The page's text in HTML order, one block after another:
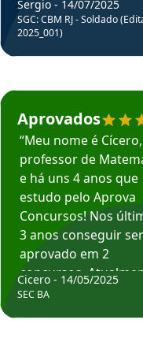
em depoimento
Sergio - 14/07/2025
SGC: CBM RJ - Soldado
2025_001)
Estudante Cicero
Aprovados
“Meu nome é
professor de
e há uns 4 anos que
estudo pelo Aprova
Concursos! Nos
3 anos conseguir ser
aprovado em 2
concursos.
estou atuando como
Cicero - 14/05/2025
SEC BA